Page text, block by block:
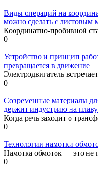
Виды операций на
можно сделать с листовым
Координатно-пробивной
0
Устройство и принцип
превращается в движение
Электродвигатель
0
Современные материалы
держит индустрию на плаву
Когда речь заходит о
0
Технологии намотки
Намотка обмоток — это не
0